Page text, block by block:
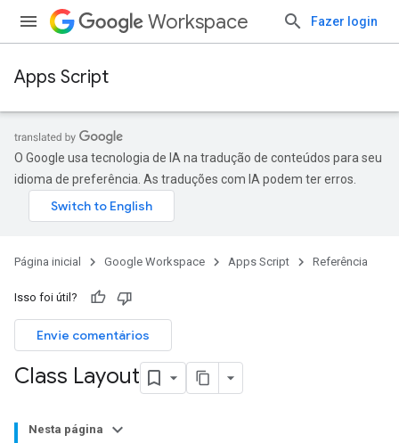
Workspace Fazer login
Apps Script
O Google usa tecnologia de IA na tradução de conteúdos para seu
idioma de preferência. As traduções com IA podem ter erros.
Página inicial Google Workspace Apps Script Referência
Isso foi útil?
Envie comentários
Class Layout
Nesta página